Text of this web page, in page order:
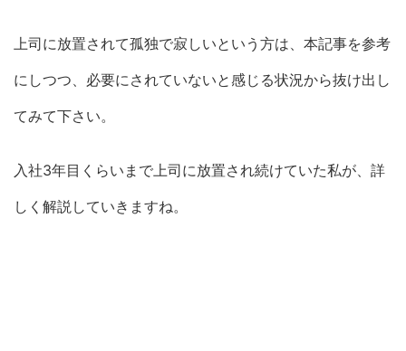
上司に放置されて孤独で寂しいという方は、本記事を参考
にしつつ、必要にされていないと感じる状況から抜け出し
てみて下さい。
入社3年目くらいまで上司に放置され続けていた私が、詳
しく解説していきますね。